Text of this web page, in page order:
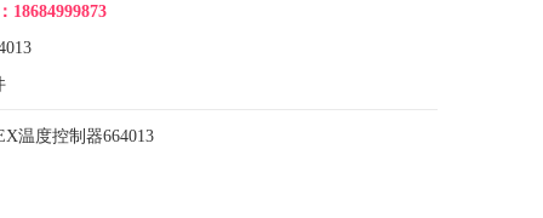
18684999873
温度控制器664013